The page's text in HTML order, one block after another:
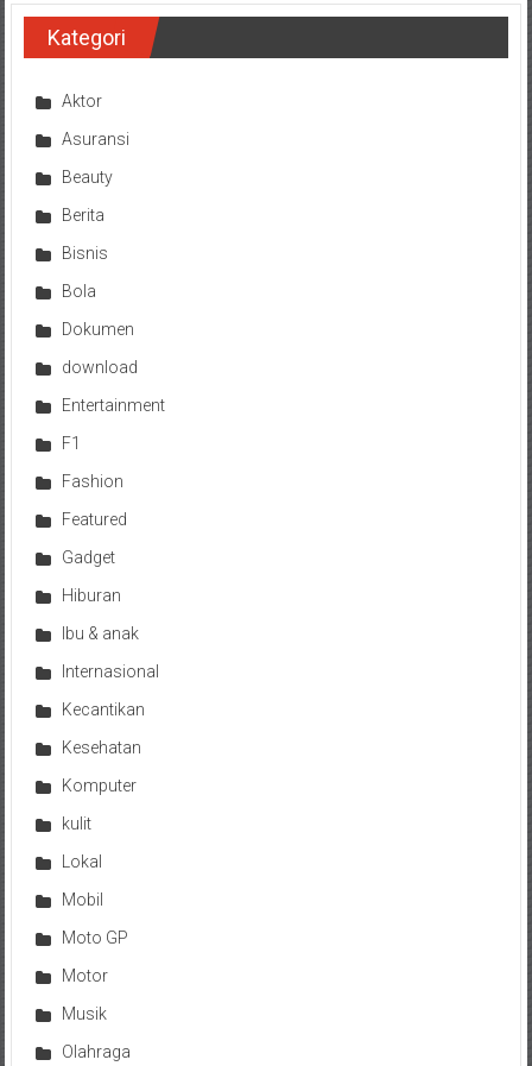
Kategori
Aktor
Asuransi
Beauty
Berita
Bisnis
Bola
Dokumen
download
Entertainment
F1
Fashion
Featured
Gadget
Hiburan
Ibu & anak
Internasional
Kecantikan
Kesehatan
Komputer
kulit
Lokal
Mobil
Moto GP
Motor
Musik
Olahraga